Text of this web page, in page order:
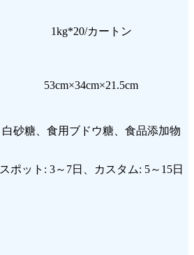
1kg*20/カートン
53cm×34cm×21.5cm
白砂糖、食用ブドウ糖、食品添加物
スポット: 3～7日、カスタム: 5～15日